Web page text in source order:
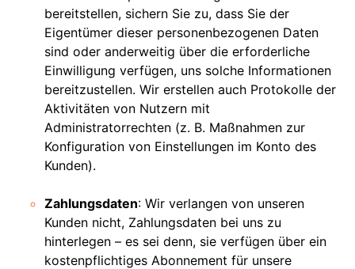
bereitstellen, sichern Sie zu, dass Sie der
Eigentümer dieser personenbezogenen Daten
sind oder anderweitig über die erforderliche
Einwilligung verfügen, uns solche Informationen
bereitzustellen. Wir erstellen auch Protokolle der
Aktivitäten von Nutzern mit
Administratorrechten (z. B. Maßnahmen zur
Konfiguration von Einstellungen im Konto des
Kunden).
Zahlungsdaten: Wir verlangen von unseren
Kunden nicht, Zahlungsdaten bei uns zu
hinterlegen – es sei denn, sie verfügen über ein
kostenpflichtiges Abonnement für unsere